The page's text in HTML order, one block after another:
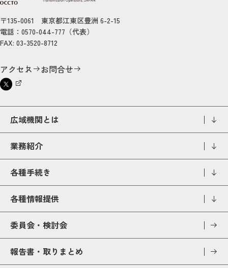
〒135-0061 東京都江東区豊洲 6-2-15
電話：0570-044-777（代表）
FAX: 03-3520-8712
アクセス お問合せ
広域機関とは
業務紹介
各種手続き
各種情報提供
委員会・検討会
報告書・取りまとめ